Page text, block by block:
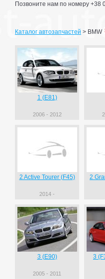
Позвоните нам по номеру +38
Каталог автозапчастей > BMW
1 (E81)
2006 - 2012
2 Active Tourer (F45)
2014 -
2
3 (E90)
2005 - 2011
3